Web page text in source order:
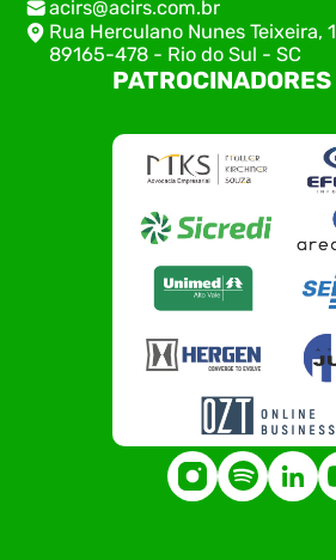
acirs@acirs.com.br
Rua Herculano Nunes Teixeira,
89165-478 - Rio do Sul - SC
PATROCINADORES